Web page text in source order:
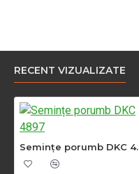
RECENT VIZUALIZATE